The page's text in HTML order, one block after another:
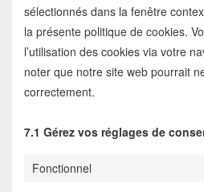
sélectionnés dans la fenêtre
la présente politique de cookies.
l’utilisation des cookies via votre
noter que notre site web pourrait
correctement.
7.1 Gérez vos réglages de
Fonctionnel